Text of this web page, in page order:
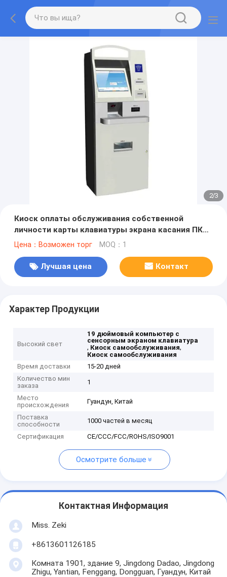
2/3
Киоск оплаты обслуживания собственной
личности карты клавиатуры экрана касания ПК
19 дюймов распределяя
Цена：Возможен торг MOQ：1
Лучшая цена Контакт
Характер Продукции
Высокий свет
19 дюймовый компьютер с
сенсорным экраном клавиатура
, Киоск самообслуживания,
Киоск самообслуживания
Время доставки
15-20 дней
Количество мин
заказа
1
Место
происхождения
Гуандун, Китай
Поставка
способности
1000 частей в месяц
Сертификация CE/CCC/FCC/ROHS/ISO9001
Осмотрите больше
Контактная Информация
Miss. Zeki
+8613601126185
Комната 1901, здание 9, Jingdong Dadao, Jingdong
Zhigu, Yantian, Fenggang, Dongguan, Гуандун, Китай